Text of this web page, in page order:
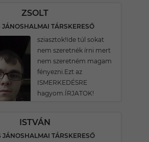
ZSOLT
JÁNOSHALMAI TÁRSKERESŐ
sziasztok!Ide túl sokat
nem szeretnék írni mert
nem szeretném magam
fényezni.Ezt az
ISMERKEDÉSRE
hagyom.ÍRJATOK!
ISTVÁN
JÁNOSHALMAI TÁRSKERESŐ